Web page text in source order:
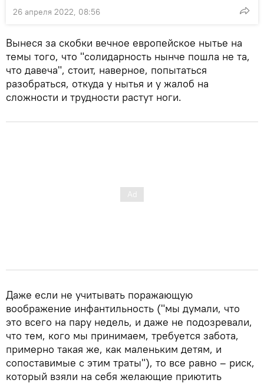
26 апреля 2022, 08:56
Вынеся за скобки вечное европейское нытье на
темы того, что "солидарность нынче пошла не та,
что давеча", стоит, наверное, попытаться
разобраться, откуда у нытья и у жалоб на
сложности и трудности растут ноги.
Даже если не учитывать поражающую
воображение инфантильность ("мы думали, что
это всего на пару недель, и даже не подозревали,
что тем, кого мы принимаем, требуется забота,
примерно такая же, как маленьким детям, и
сопоставимые с этим траты"), то все равно – риск,
который взяли на себя желающие приютить